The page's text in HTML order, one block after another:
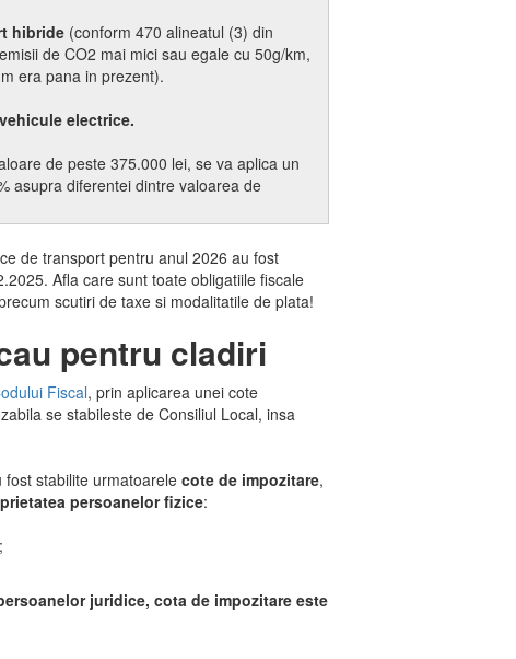
hibride (conform 470 alineatul (3) din
de CO2 mai mici sau egale cu 50g/km,
era pana in prezent).
electrice.
de peste 375.000 lei, se va aplica un
asupra diferentei dintre valoarea de
de transport pentru anul 2026 au fost
Afla care sunt toate obligatiile fiscale
scutiri de taxe si modalitatile de plata!
pentru cladiri
Fiscal, prin aplicarea unei cote
se stabileste de Consiliul Local, insa
stabilite urmatoarele cote de impozitare,
persoanelor fizice:
juridice, cota de impozitare este